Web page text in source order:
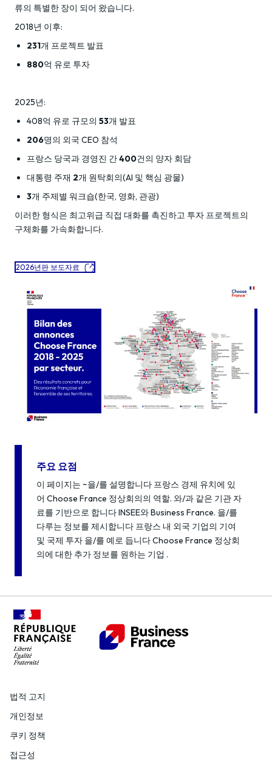
류의 특별한 장이 되어 왔습니다.
2018년 이후:
231개 프로젝트 발표
880억 유로 투자
2025년:
408억 유로 규모의 53개 발표
206명의 외국 CEO 참석
프랑스 당국과 경영진 간400건의 양자 회담
대통령 주재 2개 원탁회의(AI 및 핵심 광물)
3개 주제별 워크숍(한국, 영화, 관광)
이러한 형식은 최고위급 직접 대화를 촉진하고 투자 프로젝트의
구체화를 가속화합니다.
2026년판 보도자료
주요 요점
이 페이지는 ~을/를 설명합니다 프랑스 경제 유치에 있
어 Choose France 정상회의의 역할. 와/과 같은 기관 자
료를 기반으로 합니다 INSEE와 Business France. 을/를
다루는 정보를 제시합니다 프랑스 내 외국 기업의 기여
및 국제 투자 을/를 예로 듭니다 Choose France 정상회
의에 대한 추가 정보를 원하는 기업 .
법적 고지
개인정보
쿠키 정책
접근성